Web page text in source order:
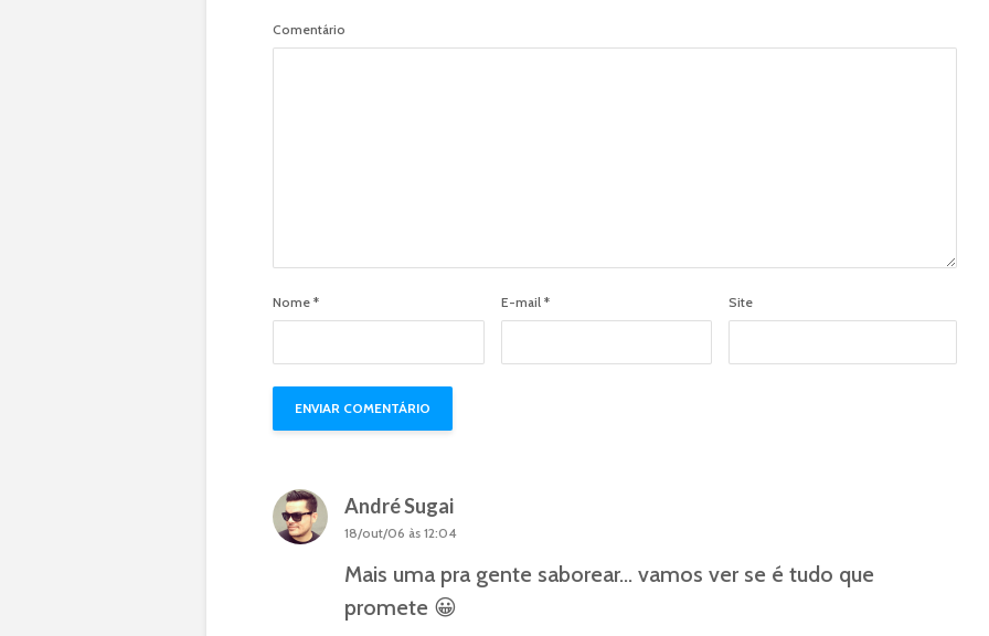
Comentário
Nome * E-mail * Site
André Sugai
18/out/06 às 12:04
Mais uma pra gente saborear… vamos ver se é tudo que
promete 😀